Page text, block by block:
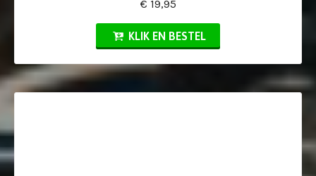
€ 19,95
KLIK EN BESTEL